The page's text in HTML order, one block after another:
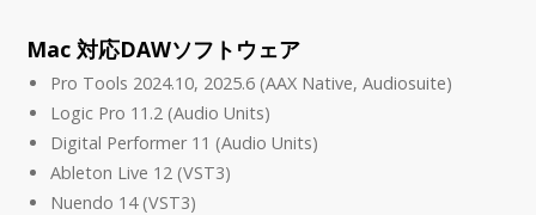
Mac 対応DAWソフトウェア
Pro Tools 2024.10, 2025.6 (AAX Native, Audiosuite)
Logic Pro 11.2 (Audio Units)
Digital Performer 11 (Audio Units)
Ableton Live 12 (VST3)
Nuendo 14 (VST3)